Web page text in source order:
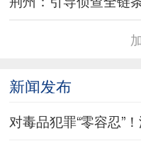
新闻发布
对毒品犯罪“零容忍”